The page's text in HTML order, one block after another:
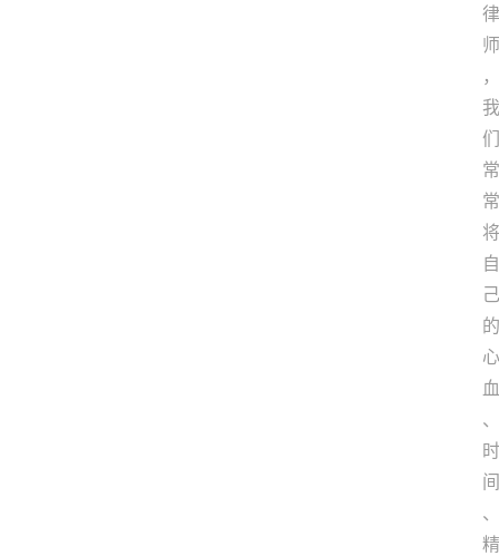
律
师
，
我
们
常
常
将
自
己
的
心
血
、
时
间
、
精